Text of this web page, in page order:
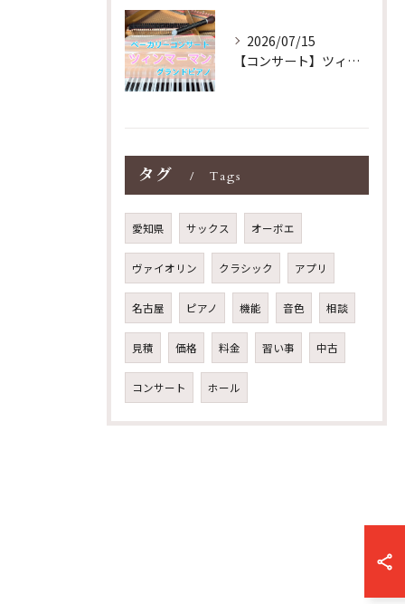
2026/07/15
【コンサート】ツィンマーマンのグランドピアノ♪木目猫足グラン...
タグ Tags
愛知県 サックス オーボエ
ヴァイオリン クラシック アプリ
名古屋 ピアノ 機能 音色 相談
見積 価格 料金 習い事 中古
コンサート ホール